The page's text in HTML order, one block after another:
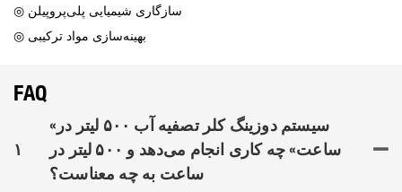
◎ سازگاری شیمیایی پلی‌پروپیلن
◎ بهینه‌سازی مواد ترکیبی
FAQ
۱
«سیستم دوزینگ کلر تصفیه آب ۵۰۰ لیتر در
ساعت» چه کاری انجام می‌دهد و ۵۰۰ لیتر در
ساعت به چه معناست؟